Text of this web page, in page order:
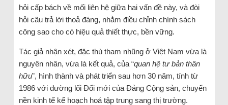
hỏi cấp bách về mối liên hệ giữa hai vấn đề này, và đòi
hỏi câu trả lời thoả đáng, nhằm điều chỉnh chính sách
công sao cho có hiệu quả thiết thực, bền vững.
Tác giả nhận xét, đặc thù tham nhũng ở Việt Nam vừa là
nguyên nhân, vừa là kết quả, của “quan hệ tư bản thân
hữu”, hình thành và phát triển sau hơn 30 năm, tính từ
1986 với đường lối Đổi mới của Đảng Cộng sản, chuyển
nền kinh tế kế hoạch hoá tập trung sang thị trường.